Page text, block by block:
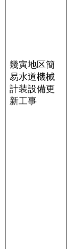
幾寅地区簡
易水道機械
計装設備更
新工事